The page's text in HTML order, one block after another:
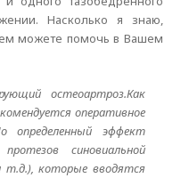
Насколько я знаю,
можете помочь в Вашем
остеоартроз.Как
оперативное
определенный эффект
синовиальной
которые вводятся